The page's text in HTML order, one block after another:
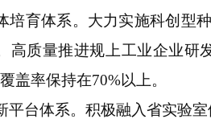
体系。大力实施科创型种
高质量推进规上工业企业研
盖率保持在70%以上。
体系。积极融入省实验室